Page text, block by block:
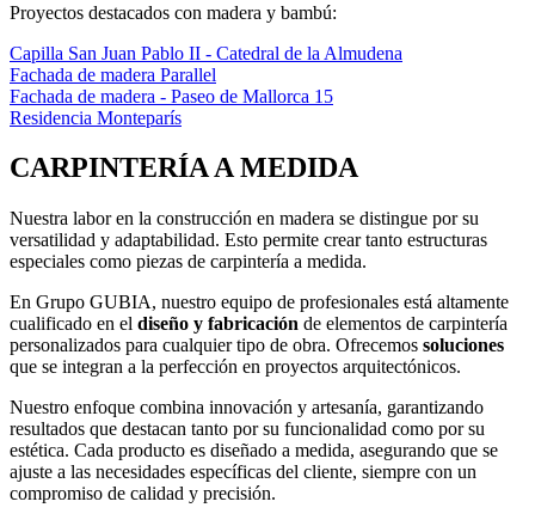
Proyectos destacados con madera y bambú:
Capilla San Juan Pablo II - Catedral de la Almudena
Fachada de madera Parallel
Fachada de madera - Paseo de Mallorca 15
Residencia Monteparís
CARPINTERÍA A MEDIDA
Nuestra labor en la construcción en madera se distingue por su
versatilidad y adaptabilidad. Esto permite crear tanto estructuras
especiales como piezas de carpintería a medida.
En Grupo GUBIA, nuestro equipo de profesionales está altamente
cualificado en el diseño y fabricación de elementos de carpintería
personalizados para cualquier tipo de obra. Ofrecemos soluciones
que se integran a la perfección en proyectos arquitectónicos.
Nuestro enfoque combina innovación y artesanía, garantizando
resultados que destacan tanto por su funcionalidad como por su
estética. Cada producto es diseñado a medida, asegurando que se
ajuste a las necesidades específicas del cliente, siempre con un
compromiso de calidad y precisión.